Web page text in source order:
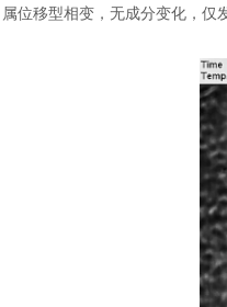
属位移型相变，无成分变化，仅